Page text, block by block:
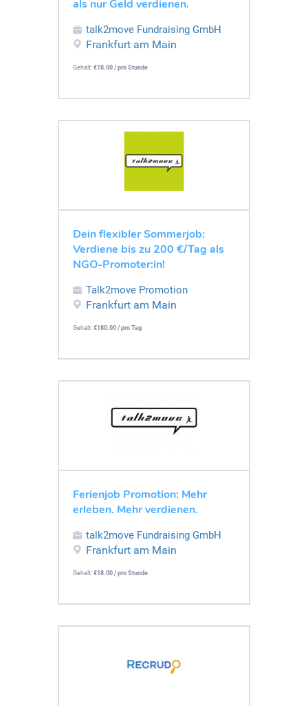
als nur Geld verdienen.
talk2move Fundraising GmbH
Frankfurt am Main
Gehalt: €18.00 / pro Stunde
Dein flexibler Sommerjob:
Verdiene bis zu 200 €/Tag als
NGO-Promoter:in!
Talk2move Promotion
Frankfurt am Main
Gehalt: €180.00 / pro Tag
Ferienjob Promotion: Mehr
erleben. Mehr verdienen.
talk2move Fundraising GmbH
Frankfurt am Main
Gehalt: €18.00 / pro Stunde